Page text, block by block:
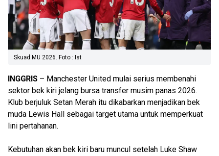
Skuad MU 2026. Foto : Ist
INGGRIS – Manchester United mulai serius membenahi
sektor bek kiri jelang bursa transfer musim panas 2026.
Klub berjuluk Setan Merah itu dikabarkan menjadikan bek
muda Lewis Hall sebagai target utama untuk memperkuat
lini pertahanan.
Kebutuhan akan bek kiri baru muncul setelah Luke Shaw